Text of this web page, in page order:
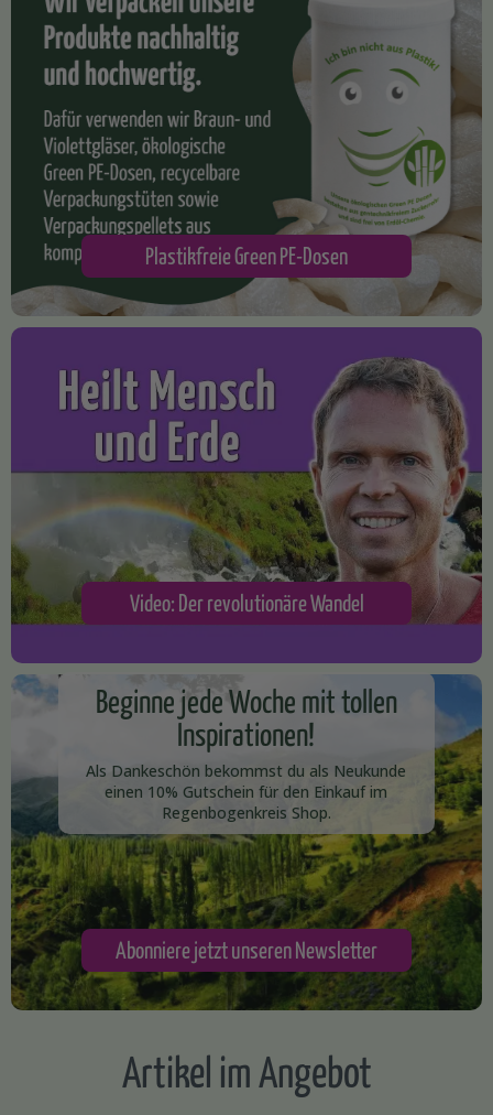
Plastikfreie Green PE-Dosen
Video: Der revolutionäre Wandel
Beginne jede Woche mit tollen
Inspirationen!
Als Dankeschön bekommst du als Neukunde
einen 10% Gutschein für den Einkauf im
Regenbogenkreis Shop.​
Abonniere jetzt unseren Newsletter
Artikel im Angebot